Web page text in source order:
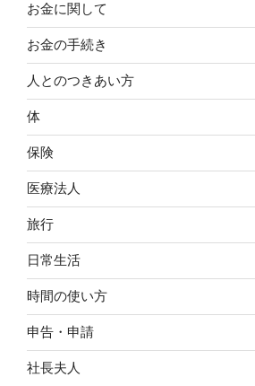
お金に関して
お金の手続き
人とのつきあい方
体
保険
医療法人
旅行
日常生活
時間の使い方
申告・申請
社長夫人